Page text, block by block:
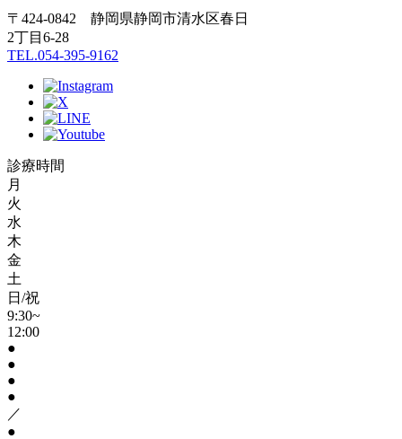
〒424-0842 静岡県静岡市清水区春日
2丁目6-28
TEL.054-395-9162
診療時間
月
火
水
木
金
土
日/祝
9:30~
12:00
●
●
●
●
／
●